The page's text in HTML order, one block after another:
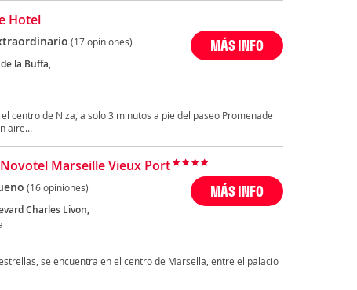
Hotel
(17 opiniones)
la Buffa,
MÁS INFO
centro de Niza, a solo 3 minutos a pie del paseo Promenade
aire...
Marseille Vieux Port
(16 opiniones)
Charles Livon,
MÁS INFO
se encuentra en el centro de Marsella, entre el palacio